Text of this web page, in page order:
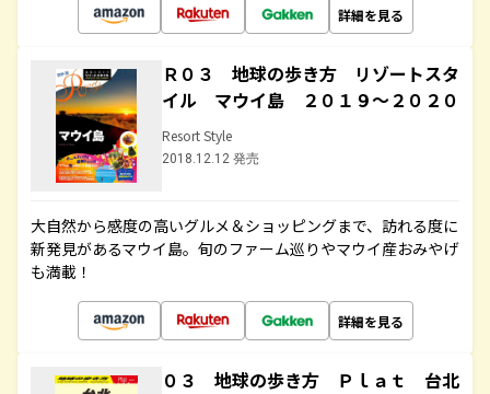
詳細を見る
Ｒ０３ 地球の歩き方 リゾートスタ
イル マウイ島 ２０１９～２０２０
Resort Style
2018.12.12 発売
大自然から感度の高いグルメ＆ショッピングまで、訪れる度に
新発見があるマウイ島。旬のファーム巡りやマウイ産おみやげ
も満載！
詳細を見る
０３ 地球の歩き方 Ｐｌａｔ 台北